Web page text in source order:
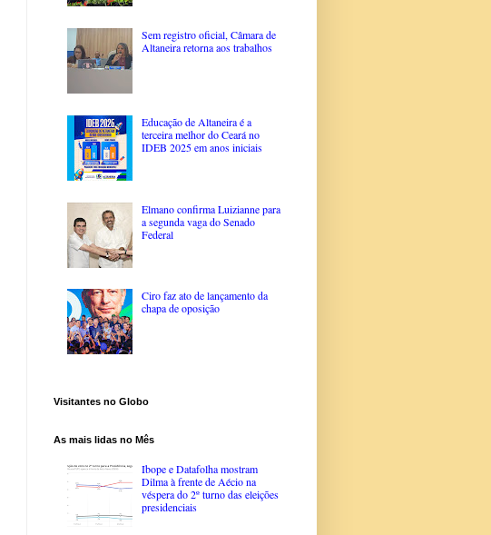
Sem registro oficial, Câmara de
Altaneira retorna aos trabalhos
Educação de Altaneira é a
terceira melhor do Ceará no
IDEB 2025 em anos iniciais
Elmano confirma Luizianne para
a segunda vaga do Senado
Federal
Ciro faz ato de lançamento da
chapa de oposição
Visitantes no Globo
As mais lidas no Mês
Ibope e Datafolha mostram
Dilma à frente de Aécio na
véspera do 2º turno das eleições
presidenciais